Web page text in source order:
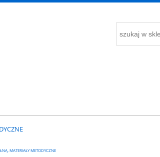
MATERIAŁY METODYCZNE